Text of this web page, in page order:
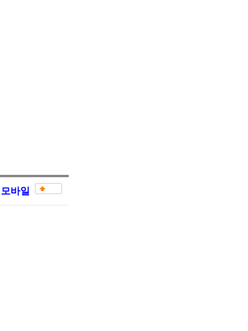
모바일